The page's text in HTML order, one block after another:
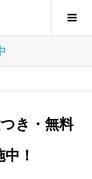
き・無料
！